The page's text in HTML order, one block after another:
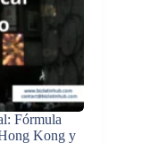
Fórmula
Kong y